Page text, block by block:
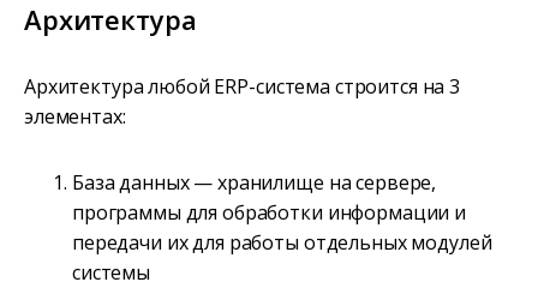
Архитектура
Архитектура любой ERP-система строится на 3
элементах:
База данных — хранилище на сервере,
программы для обработки информации и
передачи их для работы отдельных модулей
системы